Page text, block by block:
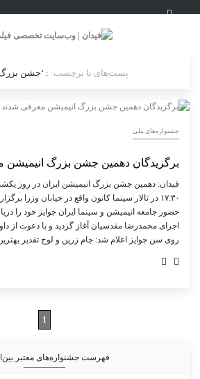
پست‌های با برچسب: : ‘جشن بزرگ
جشنواره‌های ملی
برگزیدگان دهمین جشن بزرگ انیمیشن
۱۷:۳۰ در تالار سینما کانون واقع در خیابان وزرا
حضور جامعه انیمیشن و سینما ایران جوایز خود را
اجرای محمدرضا مقدسیان آغاز گردید و با دعوت از
روی سن جوایز اعلام شد: جام زرین و لوح تقدیر
1
فهرست جشنواره‌های معتبر